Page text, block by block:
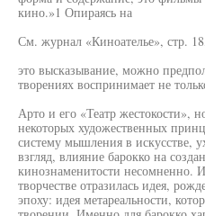
кино.»1 Опираясь на
См. журнал «Киноателье», стр.
это высказывание, можно
творениях воспринимает не
Арто и его «Театр жестокости»,
некоторых художественных
систему мышления в искусстве,
взгляд, влияние барокко на
кинознаменитости несомненно.
творчестве отразилась идея,
эпоху: идея метареальности,